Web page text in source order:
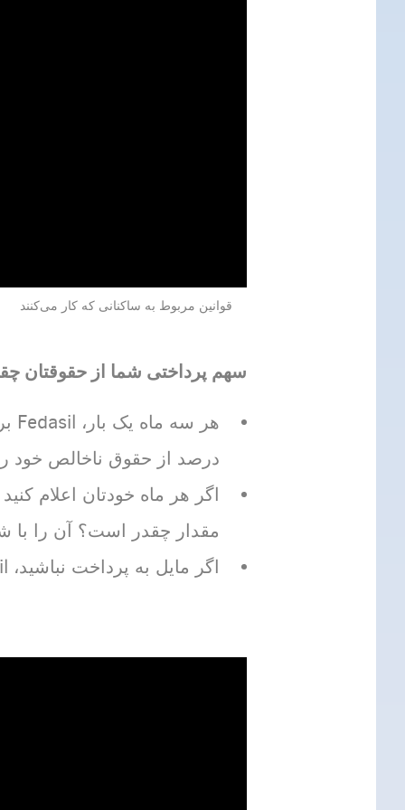
قوانین مربوط به ساکنانی که کار می‌کنند
سهم پرداختی شما از حقوقتان
درصد از حقوق ناخالص خود
اگر هر ماه خودتان اعلام
مقدار چقدر است؟ آن را با
اگر مایل به پرداخت نباشید، Fedasil از شما خواهد خواست مرکز پذیرش را ترک کنید.